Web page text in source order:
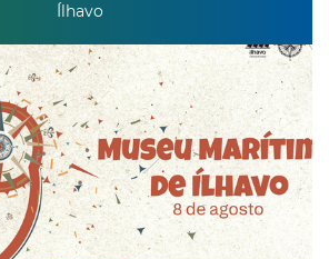
Ílhavo